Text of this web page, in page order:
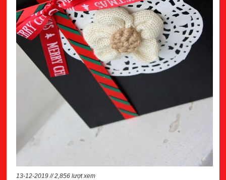
13-12-2019 // 2,856 lượt xem